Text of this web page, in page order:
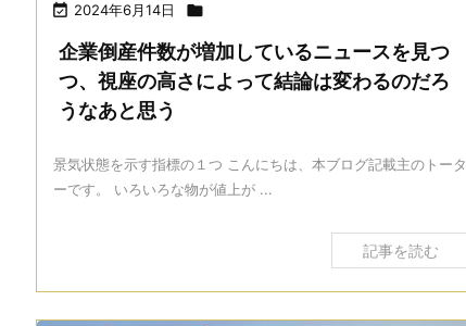
 2024年6月14日 
企業倒産件数が増加しているニュースを見つ
つ、視座の高さによって結論は変わるのだろ
うなあと思う
景気状態を示す指標の１つ こんにちは、本ブログ記載主のトータ
ーです。 いろいろな物が値上が ...
記事を読む